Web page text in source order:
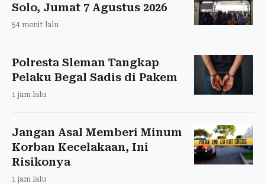
Solo, Jumat 7 Agustus 2026
54 menit lalu
Polresta Sleman Tangkap
Pelaku Begal Sadis di Pakem
1 jam lalu
Jangan Asal Memberi Minum
Korban Kecelakaan, Ini
Risikonya
1 jam lalu